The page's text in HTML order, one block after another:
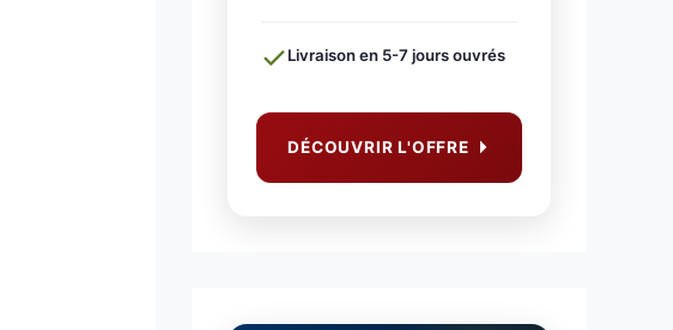
Livraison en 5-7 jours ouvrés
DÉCOUVRIR L'OFFRE